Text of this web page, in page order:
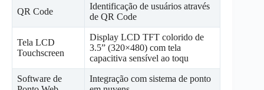
QR Code
Identificação de usuários através
de QR Code
Tela LCD
Touchscreen
Display LCD TFT colorido de
3.5” (320×480) com tela
capacitiva sensível ao toqu
Software de
Integração com sistema de ponto